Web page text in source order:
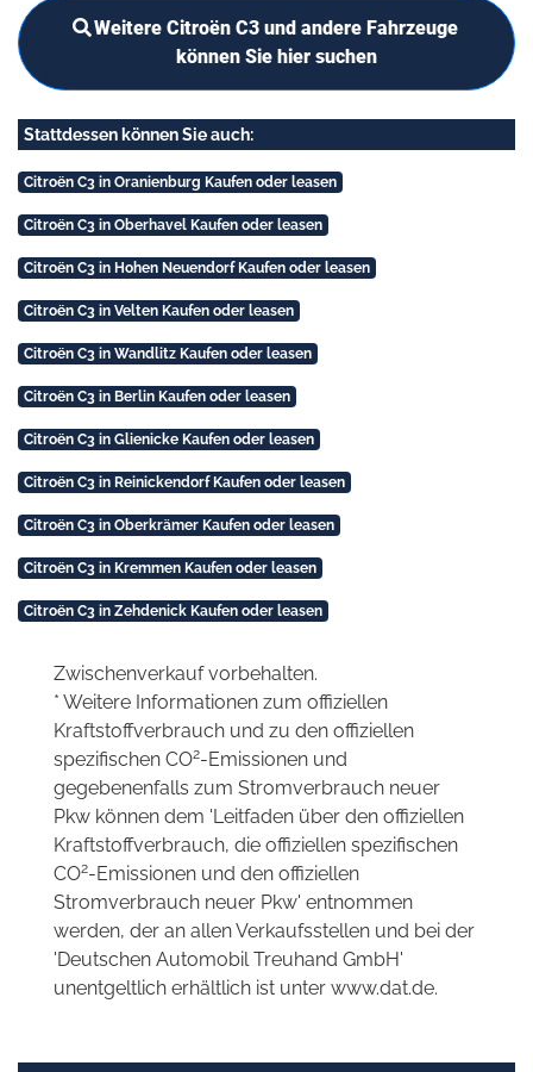
Weitere Citroën C3 und andere Fahrzeuge
können Sie hier suchen
Stattdessen können Sie auch:
Citroën C3 in Oranienburg Kaufen oder leasen
Citroën C3 in Oberhavel Kaufen oder leasen
Citroën C3 in Hohen Neuendorf Kaufen oder leasen
Citroën C3 in Velten Kaufen oder leasen
Citroën C3 in Wandlitz Kaufen oder leasen
Citroën C3 in Berlin Kaufen oder leasen
Citroën C3 in Glienicke Kaufen oder leasen
Citroën C3 in Reinickendorf Kaufen oder leasen
Citroën C3 in Oberkrämer Kaufen oder leasen
Citroën C3 in Kremmen Kaufen oder leasen
Citroën C3 in Zehdenick Kaufen oder leasen
Zwischenverkauf vorbehalten.
* Weitere Informationen zum offiziellen
Kraftstoffverbrauch und zu den offiziellen
spezifischen CO2-Emissionen und
gegebenenfalls zum Stromverbrauch neuer
Pkw können dem 'Leitfaden über den offiziellen
Kraftstoffverbrauch, die offiziellen spezifischen
CO2-Emissionen und den offiziellen
Stromverbrauch neuer Pkw' entnommen
werden, der an allen Verkaufsstellen und bei der
'Deutschen Automobil Treuhand GmbH'
unentgeltlich erhältlich ist unter www.dat.de.